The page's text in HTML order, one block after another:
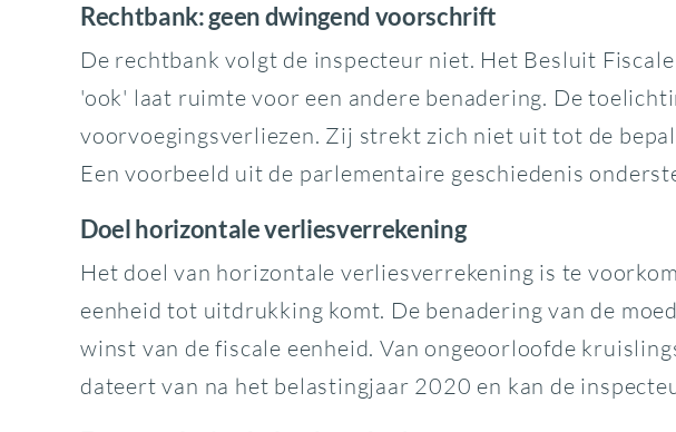
Rechtbank: geen dwingend voorschrift
De rechtbank volgt de inspecteur niet. Het Besluit
'ook' laat ruimte voor een andere benadering. De
voorvoegingsverliezen. Zij strekt zich niet uit tot de
Een voorbeeld uit de parlementaire geschiedenis
Doel horizontale verliesverrekening
Het doel van horizontale verliesverrekening is te
eenheid tot uitdrukking komt. De benadering van de
winst van de fiscale eenheid. Van ongeoorloofde
dateert van na het belastingjaar 2020 en kan de